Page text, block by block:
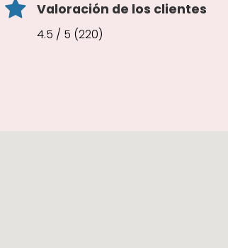
Valoración de los clientes
4.5 / 5 (220)